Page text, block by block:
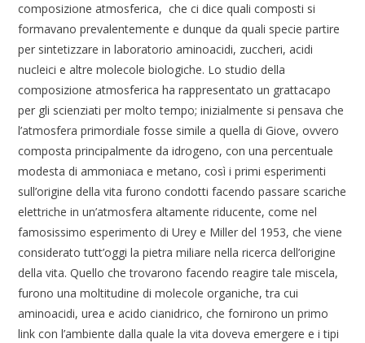
composizione atmosferica, che ci dice quali composti si
formavano prevalentemente e dunque da quali specie partire
per sintetizzare in laboratorio aminoacidi, zuccheri, acidi
nucleici e altre molecole biologiche. Lo studio della
composizione atmosferica ha rappresentato un grattacapo
per gli scienziati per molto tempo; inizialmente si pensava che
l’atmosfera primordiale fosse simile a quella di Giove, ovvero
composta principalmente da idrogeno, con una percentuale
modesta di ammoniaca e metano, così i primi esperimenti
sull’origine della vita furono condotti facendo passare scariche
elettriche in un’atmosfera altamente riducente, come nel
famosissimo esperimento di Urey e Miller del 1953, che viene
considerato tutt’oggi la pietra miliare nella ricerca dell’origine
della vita. Quello che trovarono facendo reagire tale miscela,
furono una moltitudine di molecole organiche, tra cui
aminoacidi, urea e acido cianidrico, che fornirono un primo
link con l’ambiente dalla quale la vita doveva emergere e i tipi